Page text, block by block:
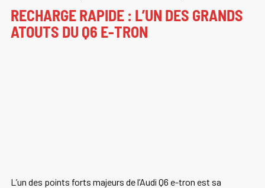
RECHARGE RAPIDE : L’UN DES GRANDS
ATOUTS DU Q6 E-TRON
L’un des points forts majeurs de l’Audi Q6 e-tron est sa